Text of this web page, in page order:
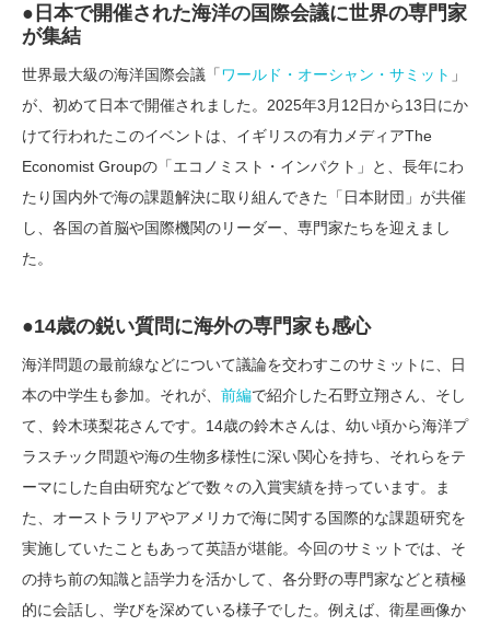
●日本で開催された海洋の国際会議に世界の専門家
が集結
世界最大級の海洋国際会議「ワールド・オーシャン・サミット 」
が、初めて日本で開催されました。2025年3月12日から13日にか
けて行われたこのイベントは、イギリスの有力メディアThe
Economist Groupの「エコノミスト・インパクト」と、長年にわ
たり国内外で海の課題解決に取り組んできた「日本財団」が共催
し、各国の首脳や国際機関のリーダー、専門家たちを迎えまし
た。
●14歳の鋭い質問に海外の専門家も感心
海洋問題の最前線などについて議論を交わすこのサミットに、日
本の中学生も参加。それが、 前編で紹介した石野立翔さん、そし
て、鈴木瑛梨花さんです。14歳の鈴木さんは、幼い頃から海洋プ
ラスチック問題や海の生物多様性に深い関心を持ち、それらをテ
ーマにした自由研究などで数々の入賞実績を持っています。ま
た、オーストラリアやアメリカで海に関する国際的な課題研究を
実施していたこともあって英語が堪能。今回のサミットでは、そ
の持ち前の知識と語学力を活かして、各分野の専門家などと積極
的に会話し、学びを深めている様子でした。例えば、衛星画像か